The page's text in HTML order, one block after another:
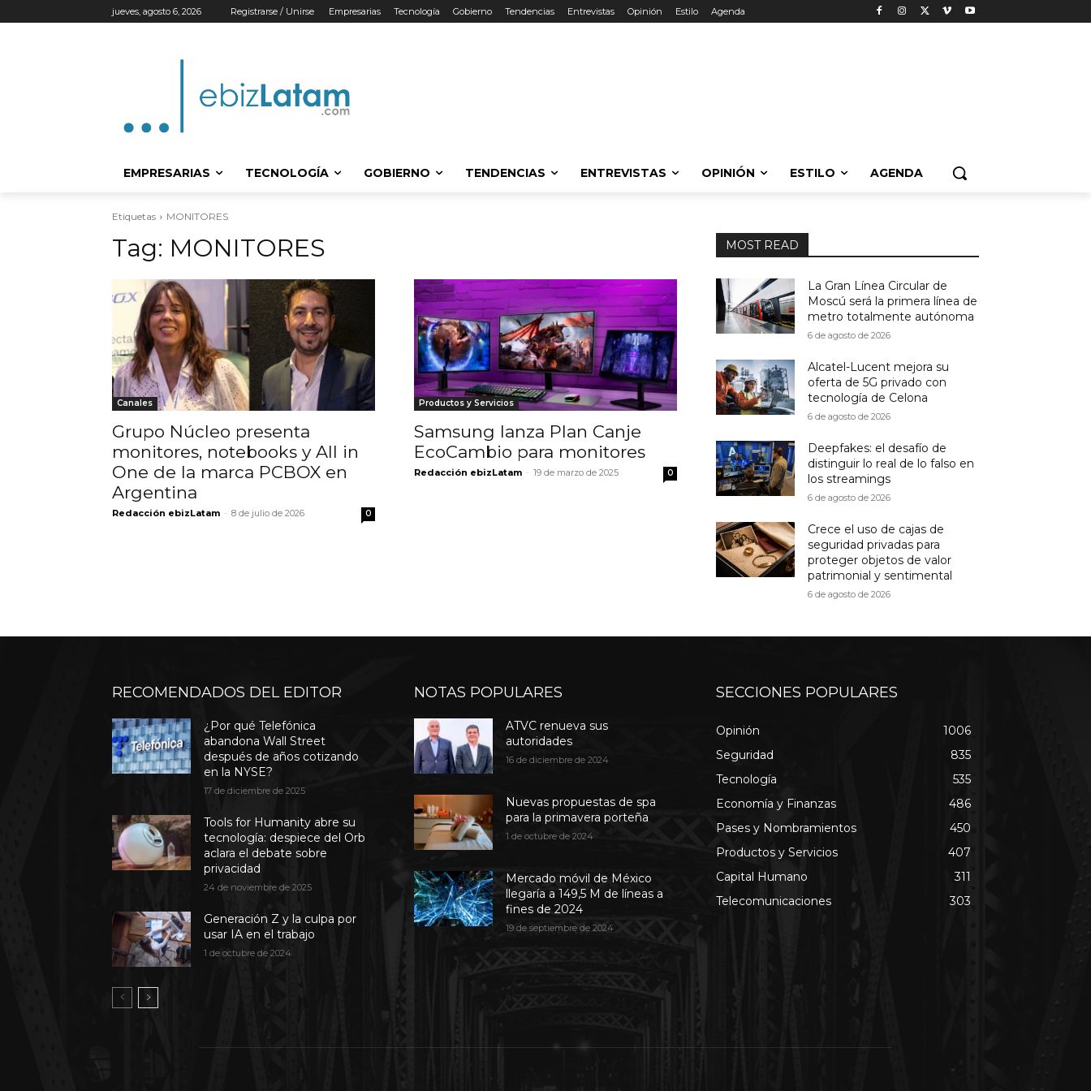
jueves, agosto 6, 2026 Registrarse / Unirse Empresarias Tecnología Gobierno Tendencias Entrevistas Opinión Estilo Agenda
EMPRESARIAS TECNOLOGÍA GOBIERNO TENDENCIAS ENTREVISTAS OPINIÓN ESTILO AGENDA
Etiquetas MONITORES
Tag: MONITORES
Canales
Grupo Núcleo presenta
monitores, notebooks y All in
One de la marca PCBOX en
Argentina
Redacción ebizLatam - 8 de julio de 2026 0
Productos y Servicios
Samsung lanza Plan Canje
EcoCambio para monitores
Redacción ebizLatam - 19 de marzo de 2025 0
MOST READ
La Gran Línea Circular de
Moscú será la primera línea de
metro totalmente autónoma
6 de agosto de 2026
Alcatel-Lucent mejora su
oferta de 5G privado con
tecnología de Celona
6 de agosto de 2026
Deepfakes: el desafío de
distinguir lo real de lo falso en
los streamings
6 de agosto de 2026
Crece el uso de cajas de
seguridad privadas para
proteger objetos de valor
patrimonial y sentimental
6 de agosto de 2026
RECOMENDADOS DEL EDITOR
¿Por qué Telefónica
abandona Wall Street
después de años cotizando
en la NYSE?
17 de diciembre de 2025
Tools for Humanity abre su
tecnología: despiece del Orb
aclara el debate sobre
privacidad
24 de noviembre de 2025
Generación Z y la culpa por
usar IA en el trabajo
1 de octubre de 2024
NOTAS POPULARES
ATVC renueva sus
autoridades
16 de diciembre de 2024
Nuevas propuestas de spa
para la primavera porteña
1 de octubre de 2024
Mercado móvil de México
llegaría a 149,5 M de líneas a
fines de 2024
19 de septiembre de 2024
SECCIONES POPULARES
Opinión
1006
Seguridad
835
Tecnología
535
Economía y Finanzas
486
Pases y Nombramientos
450
Productos y Servicios
407
Capital Humano
311
Telecomunicaciones
303